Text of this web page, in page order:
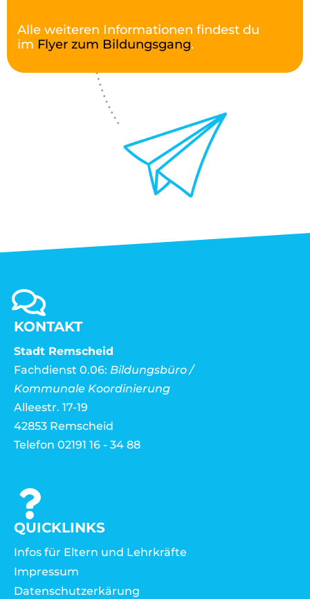
Alle weiteren Informationen findest du
im Flyer zum Bildungsgang.
KONTAKT
Stadt Remscheid
Fachdienst 0.06: Bildungsbüro /
Kommunale Koordinierung
Alleestr. 17-19
42853 Remscheid
Telefon 02191 16 - 34 88
QUICKLINKS
Infos für Eltern und Lehrkräfte
Impressum
Datenschutzerkärung